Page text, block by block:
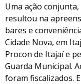
Uma ação
resultou na
bares e
Cidade Nova, em
Procon de Itajaí e
Guarda Municipal.
foram fiscalizados.